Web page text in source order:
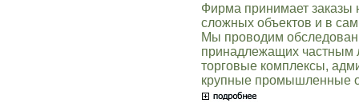
Фирма принимает заказы
сложных объектов и в
Мы проводим
принадлежащих частным
торговые комплексы,
крупные промышленные